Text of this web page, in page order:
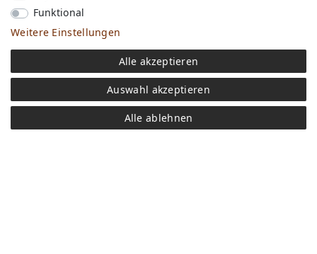
Versandkosten
Bezahlen
Widerrufs­recht
Impressum
Store
FAQ
Jobs
Funktional
Weitere Einstellungen
Alle akzeptieren
Auswahl akzeptieren
Alle ablehnen